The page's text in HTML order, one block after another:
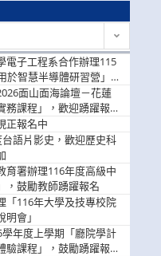
電子工程系合作辦理115
於智慧半導體研習營」，
面山面海論壇－花蓮
課程」，歡迎踴躍報名
正報名中
語片影史，歡迎歷史科
育署辦理116年度高級中
，鼓勵教師踴躍報名
「116年大學及技專校院
會」
年度上學期「廳院學計
課程」，鼓勵踴躍報名